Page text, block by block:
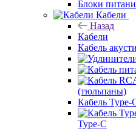
Блоки
Кабели
Назад
Кабели
Кабель
(тюльпаны)
Кабель Type-
Type-C